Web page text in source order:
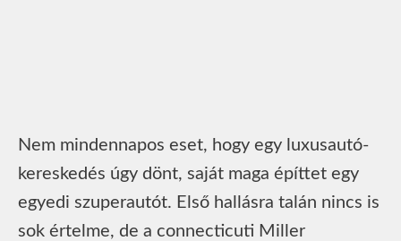
Nem mindennapos eset, hogy egy luxusautó-
kereskedés úgy dönt, saját maga építtet egy
egyedi szuperautót. Első hallásra talán nincs is
sok értelme, de a connecticuti Miller